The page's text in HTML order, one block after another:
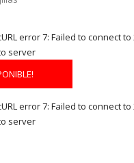
error 7: Failed to connect
server
error 7: Failed to connect
server